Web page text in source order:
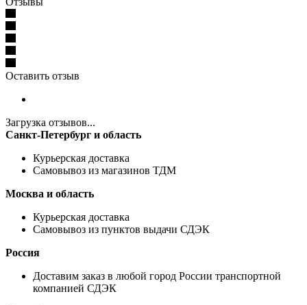
Оставить отзыв
Загрузка отзывов...
Санкт-Петербург и область
Курьерская доставка
Самовывоз из магазинов ТДМ
Москва и область
Курьерская доставка
Самовывоз из пунктов выдачи СДЭК
Россия
Доставим заказ в любой город России транспортной
компанией СДЭК